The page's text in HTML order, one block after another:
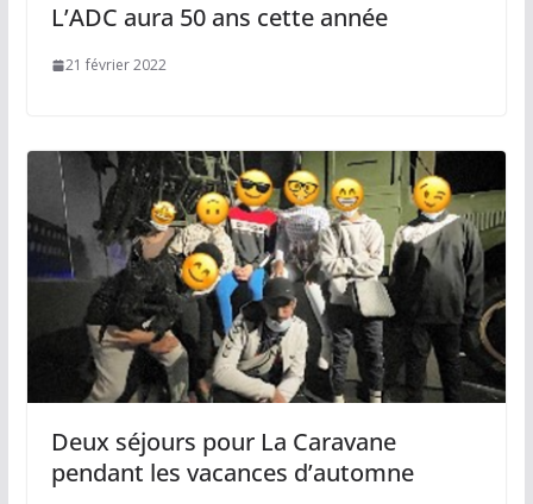
L’ADC aura 50 ans cette année
21 février 2022
Deux séjours pour La Caravane
pendant les vacances d’automne